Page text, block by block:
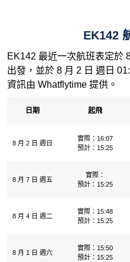
EK142
EK142 最近一次航班表定於
出發，並於 8 月 2 日 週日
資訊由 Whatflytime 提供。
日期 起飛
8 月 2 日 週日
實際：16:07
預計：15:25
8 月 7 日 週五
實際：
預計：15:25
8 月 4 日 週二
實際：15:48
預計：15:25
8 月 1 日 週六
實際：15:50
預計：15:25